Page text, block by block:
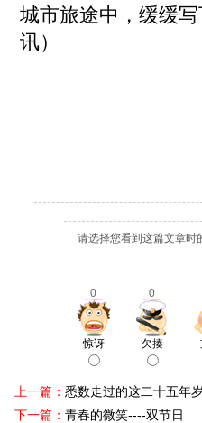
城市旅途中，缓缓
讯）
请选择您看到这篇文章时
0 0
惊讶 欠揍
上一篇： 悉数走过的这二十五年
下一篇： 青春的微笑----双节日